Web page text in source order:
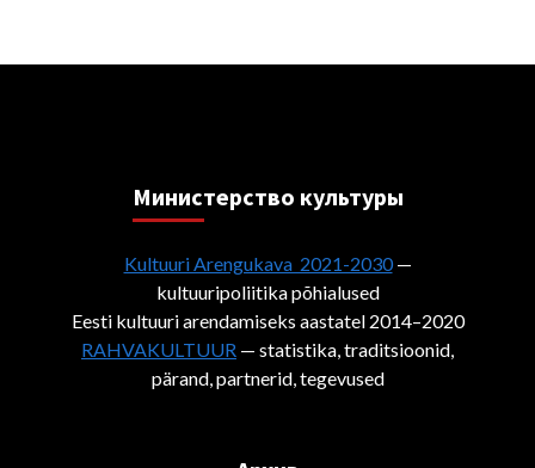
Министерствo культуры
Kultuuri Arengukava 2021-2030—
kultuuripoliitika põhialused
Eesti kultuuri arendamiseks aastatel 2014–2020
RAHVAKULTUUR — statistika, traditsioonid,
pärand, partnerid, tegevused